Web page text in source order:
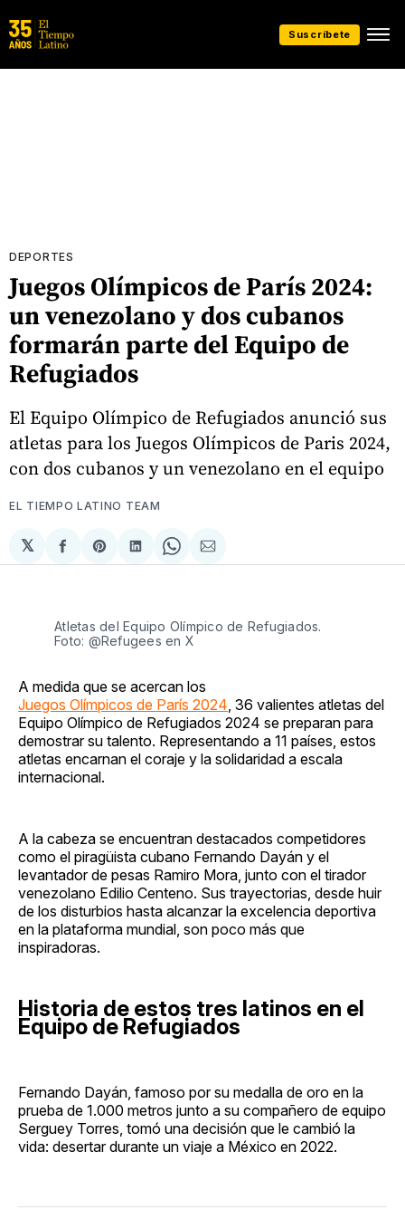
Suscríbete
DEPORTES
Juegos Olímpicos de París 2024:
un venezolano y dos cubanos
formarán parte del Equipo de
Refugiados
El Equipo Olímpico de Refugiados anunció sus
atletas para los Juegos Olímpicos de Paris 2024,
con dos cubanos y un venezolano en el equipo
EL TIEMPO LATINO TEAM
𝕏
Compartir
en
Share
on
Compartir
en
Share
on
Compartir
via
Atletas del Equipo Olímpico de Refugiados.
Foto: @Refugees en X
A medida que se acercan los
Juegos Olímpicos de París 2024 , 36 valientes atletas del
Equipo Olímpico de Refugiados 2024 se preparan para
demostrar su talento. Representando a 11 países, estos
atletas encarnan el coraje y la solidaridad a escala
internacional.
A la cabeza se encuentran destacados competidores
como el piragüista cubano Fernando Dayán y el
levantador de pesas Ramiro Mora, junto con el tirador
venezolano Edilio Centeno. Sus trayectorias, desde huir
de los disturbios hasta alcanzar la excelencia deportiva
en la plataforma mundial, son poco más que
inspiradoras.
Historia de estos tres latinos en el
Equipo de Refugiados
Fernando Dayán, famoso por su medalla de oro en la
prueba de 1.000 metros junto a su compañero de equipo
Serguey Torres, tomó una decisión que le cambió la
vida: desertar durante un viaje a México en 2022.